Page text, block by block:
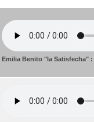
Emilia Benito "la Satisfecha"